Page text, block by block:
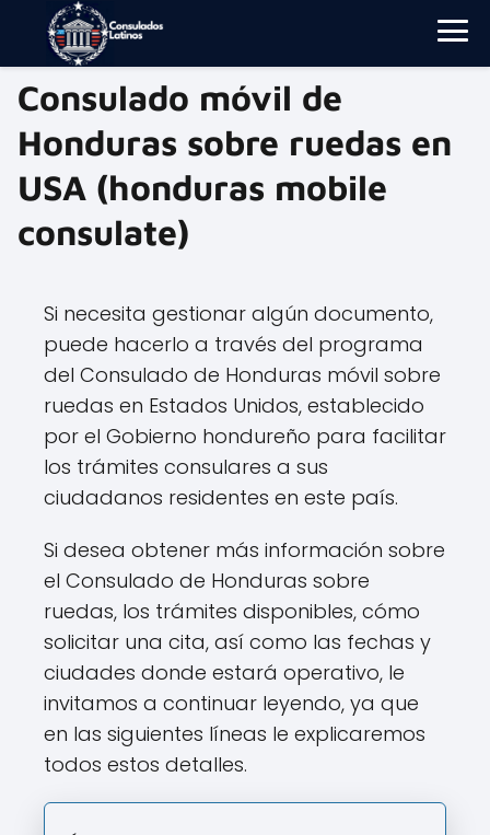
Consulado móvil de
Honduras sobre ruedas en
USA (honduras mobile
consulate)
Si necesita gestionar algún documento,
puede hacerlo a través del programa
del Consulado de Honduras móvil sobre
ruedas en Estados Unidos, establecido
por el Gobierno hondureño para facilitar
los trámites consulares a sus
ciudadanos residentes en este país.
Si desea obtener más información sobre
el Consulado de Honduras sobre
ruedas, los trámites disponibles, cómo
solicitar una cita, así como las fechas y
ciudades donde estará operativo, le
invitamos a continuar leyendo, ya que
en las siguientes líneas le explicaremos
todos estos detalles.